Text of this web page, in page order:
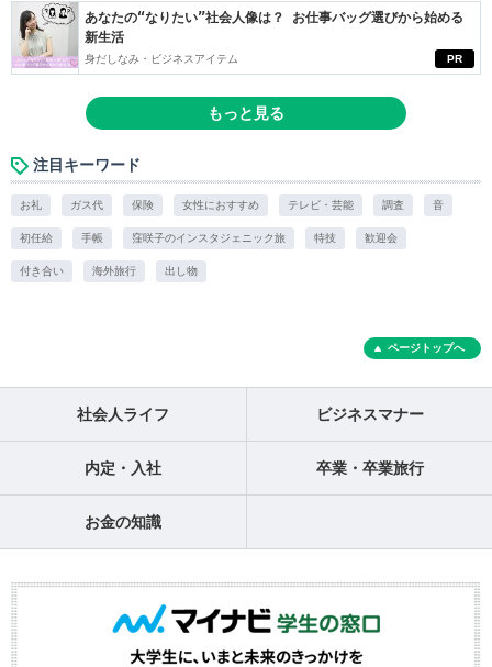
PR
あなたの“なりたい”社会人像は？ お仕事バッグ選びから始める
新生活
身だしなみ・ビジネスアイテム
もっと見る
注目キーワード
お礼 ガス代 保険 女性におすすめ テレビ・芸能 調査 音
初任給 手帳 窪咲子のインスタジェニック旅 特技 歓迎会
付き合い 海外旅行 出し物
ページトップへ
社会人ライフ ビジネスマナー
内定・入社 卒業・卒業旅行
お金の知識